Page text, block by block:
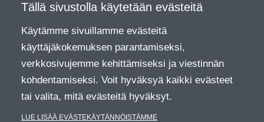
Tällä sivustolla käytetään evästeitä
Käytämme sivuillamme evästeitä
käyttäjäkokemuksen parantamiseksi,
verkkosivujemme kehittämiseksi ja viestinnän
kohdentamiseksi. Voit hyväksyä kaikki evästeet
tai valita, mitä evästeitä hyväksyt.
LUE LISÄÄ EVÄSTEKÄYTÄNNÖISTÄMME